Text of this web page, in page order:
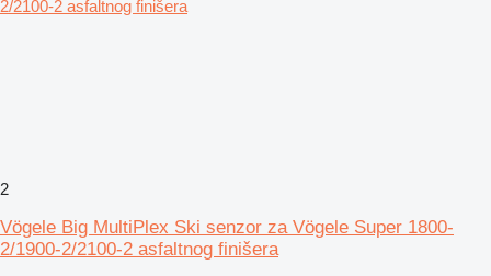
2
Vögele Big MultiPlex Ski senzor za Vögele Super 1800-
2/1900-2/2100-2 asfaltnog finišera